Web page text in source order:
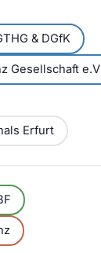
& DGfK
Gesellschaft e.V
Erfurt